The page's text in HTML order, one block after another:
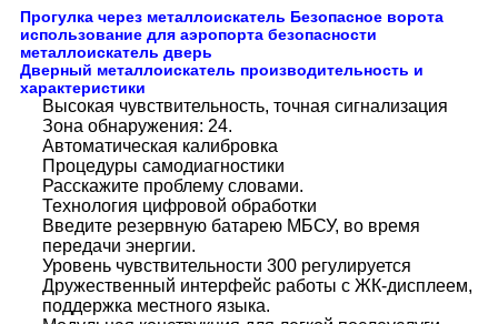
Прогулка через металлоискатель Безопасное ворота
использование для аэропорта безопасности
металлоискатель дверь
Дверный металлоискатель производительность и
характеристики
Высокая чувствительность, точная сигнализация
Зона обнаружения: 24.
Автоматическая калибровка
Процедуры самодиагностики
Расскажите проблему словами.
Технология цифровой обработки
Введите резервную батарею МБСУ, во время
передачи энергии.
Уровень чувствительности 300 регулируется
Дружественный интерфейс работы с ЖК-дисплеем,
поддержка местного языка.